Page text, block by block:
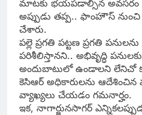
మాటకు భయపడాల్సిన అవసరం
అప్పుడు తప్ప.. ఫాంహౌస్
చేశారు.
పల్లె ప్రగతి పట్టణ ప్రగతి
పరిశీలిస్తానని.. అభివృద్ధి
అందుబాటులో ఉండాలని లేనిచో
కెసిఆర్ అధికారులను
వ్యాఖ్యలు చేయడం గమనార్హం.
ఇక‌, నాగార్జున‌సాగర్